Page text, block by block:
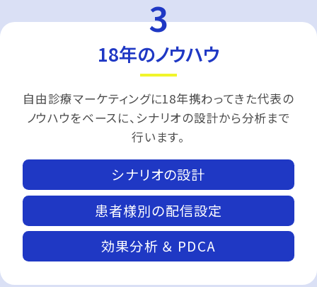
18年のノウハウ
自由診療マーケティングに18年携わってきた代表の
ノウハウをベースに、シナリオの設計から分析まで
行います。
シナリオの設計
患者様別の配信設定
効果分析 ＆ PDCA